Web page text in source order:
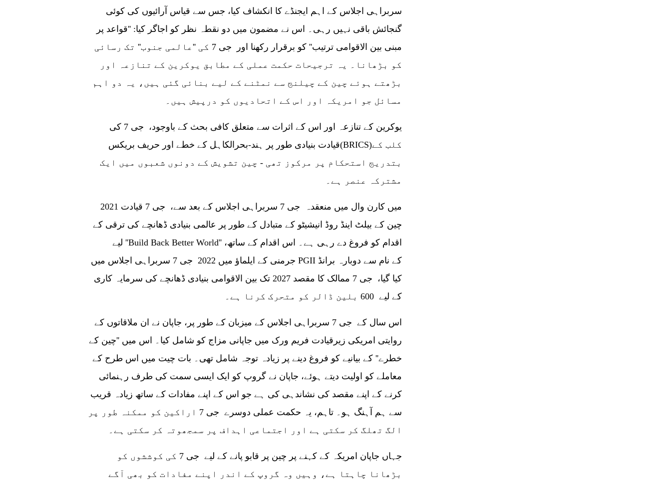
سربراہی اجلاس کے اہم ایجنڈے کا انکشاف کیا، جس سے قیاس آرائیوں کی کوئی
گنجائش باقی نہیں رہی۔ اس نے مضمون میں دو نقطہ نظر کو اجاگر کیا: ''قواعد پر
مبنی بین الاقوامی ترتیب'' کو برقرار رکھنا اور جی 7 کی ''عالمی جنوب'' تک رسائی
کو بڑھانا۔ یہ ترجیحات حکمت عملی کے مطابق یوکرین کے تنازعہ اور
بڑھتے ہوئے چین کے چیلنج سے نمٹنے کے لیے بنائی گئی ہیں، یہ دو اہم
مسائل جو امریکہ اور اس کے اتحادیوں کو درپیش ہیں۔
یوکرین کے تنازعہ اور اس کے اثرات سے متعلق کافی بحث کے باوجود، جی 7 کی
قیادت بنیادی طور پر ہند-بحرالکاہل کے خطے اور حریف بریکس(BRICS)کلب کے
بتدریج استحکام پر مرکوز تھی - چین تشویش کے دونوں شعبوں میں ایک
مشترکہ عنصر ہے۔
2021 میں کارن وال میں منعقدہ جی 7 سربراہی اجلاس کے بعد سے، جی 7 قیادت
چین کے بیلٹ اینڈ روڈ انیشیٹو کے متبادل کے طور پر عالمی بنیادی ڈھانچے کی ترقی کے
لیے ''Build Back Better World'' اقدام کو فروغ دے رہی ہے۔ اس اقدام کے ساتھ،
جرمنی کے ایلماؤ میں 2022 جی 7 سربراہی اجلاس میں PGII کے نام سے دوبارہ برانڈ
کیا گیا، جی 7 ممالک کا مقصد 2027 تک بین الاقوامی بنیادی ڈھانچے کی سرمایہ کاری
کے لیے 600 بلین ڈالر کو متحرک کرنا ہے۔
اس سال کے جی 7 سربراہی اجلاس کے میزبان کے طور پر، جاپان نے ان ملاقاتوں کے
روایتی امریکی زیرقیادت فریم ورک میں جاپانی مزاج کو شامل کیا۔ اس میں ''چین کے
خطرے'' کے بیانیے کو فروغ دینے پر زیادہ توجہ شامل تھی۔ بات چیت میں اس طرح کے
معاملے کو اولیت دیتے ہوئے، جاپان نے گروپ کو ایک ایسی سمت کی طرف رہنمائی
کرنے کے اپنے مقصد کی نشاندہی کی ہے جو اس کے اپنے مفادات کے ساتھ زیادہ قریب
سے ہم آہنگ ہو۔ تاہم، یہ حکمت عملی دوسرے جی 7 اراکین کو ممکنہ طور پر
الگ تھلگ کر سکتی ہے اور اجتماعی اہداف پر سمجھوتہ کر سکتی ہے۔
جہاں جاپان امریکہ کے کہنے پر چین پر قابو پانے کے لیے جی 7 کی کوششوں کو
بڑھانا چاہتا ہے، وہیں وہ گروپ کے اندر اپنے مفادات کو بھی آگے